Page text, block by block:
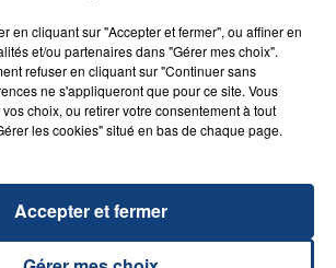
Bellevie
MARGUERITE
RADIO CONTACT
en cliquant sur "Accepter et fermer", ou affiner en
et/ou partenaires dans "Gérer mes choix".
refuser en cliquant sur "Continuer sans
ne s'appliqueront que pour ce site. Vous
choix, ou retirer votre consentement à tout
les cookies" situé en bas de chaque page.
Accepter et fermer